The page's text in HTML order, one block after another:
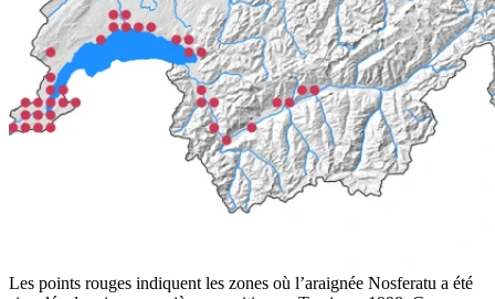
Les points rouges indiquent les zones où l’araignée Nosferatu a été